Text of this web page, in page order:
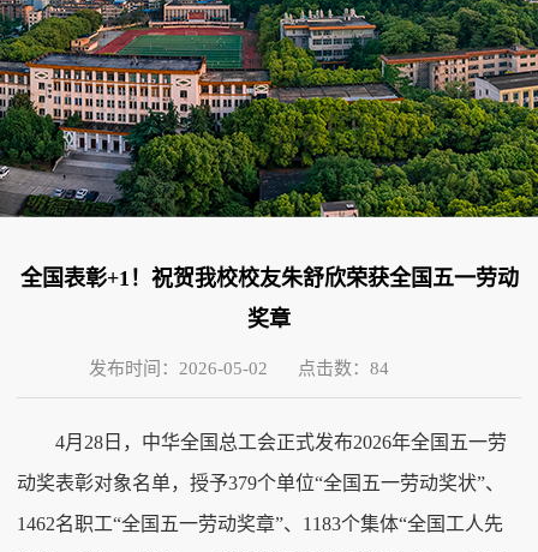
全国表彰+1！祝贺我校校友朱舒欣荣获全国五一劳动
奖章
发布时间：2026-05-02 点击数： 84
4月28日，中华全国总工会正式发布2026年全国五一劳
动奖表彰对象名单，授予379个单位“全国五一劳动奖状”、
1462名职工“全国五一劳动奖章”、1183个集体“全国工人先